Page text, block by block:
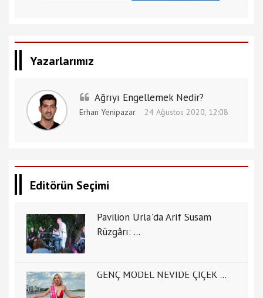
Yazarlarımız
Ağrıyı Engellemek Nedir?
Erhan Yenipazar 24 Ağustos 2020, 12:08
Editörün Seçimi
Pavilion Urla'da Arif Susam
Rüzgârı: ...
GENÇ MODEL NEVİDE ÇİÇEK ...